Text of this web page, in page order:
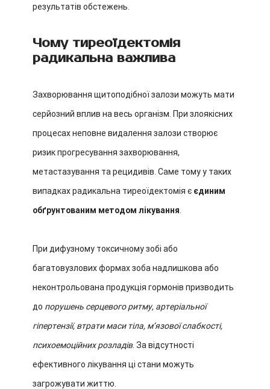
результатів обстежень.
Чому тиреоїдектомія
радикальна важлива
Захворювання щитоподібної залози можуть мати
серйозний вплив на весь організм. При злоякісних
процесах неповне видалення залози створює
ризик прогресування захворювання,
метастазування та рецидивів. Саме тому у таких
випадках радикальна тиреоїдектомія є єдиним
обґрунтованим методом лікування
При дифузному токсичному зобі або
багатовузлових формах зоба надлишкова або
неконтрольована продукція гормонів призводить
до порушень серцевого ритму, артеріальної
гіпертензії, втрати маси тіла, м’язової слабкості,
психоемоційних розладів. За відсутності
ефективного лікування ці стани можуть
загрожувати життю.